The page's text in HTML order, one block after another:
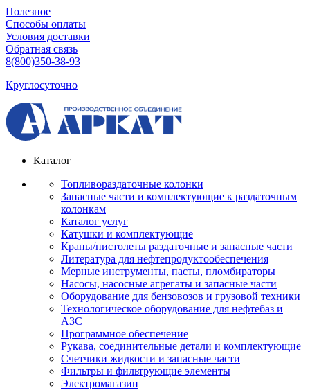
Полезное
Способы оплаты
Условия доставки
Обратная связь
8(800)350-38-93
Круглосуточно
Каталог
Топливораздаточные колонки
Запасные части и комплектующие к раздаточным
колонкам
Каталог услуг
Катушки и комплектующие
Краны/пистолеты раздаточные и запасные части
Литература для нефтепродуктообеспечения
Мерные инструменты, пасты, пломбираторы
Насосы, насосные агрегаты и запасные части
Оборудование для бензовозов и грузовой техники
Технологическое оборудование для нефтебаз и
АЗС
Программное обеспечение
Рукава, соединительные детали и комплектующие
Счетчики жидкости и запасные части
Фильтры и фильтрующие элементы
Электромагазин